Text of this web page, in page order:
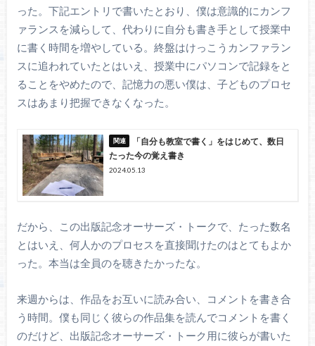
った。下記エントリで書いたとおり、僕は意識的にカンフ
ァランスを減らして、代わりに自分も書き手として授業中
に書く時間を増やしている。終盤はけっこうカンファラン
スに追われていたとはいえ、授業中にパソコンで記録をと
ることをやめたので、記憶力の悪い僕は、子どものプロセ
スはあまり把握できなくなった。
「自分も教室で書く」をはじめて、数日
たった今の覚え書き
2024.05.13
だから、この出版記念オーサーズ・トークで、たった数名
とはいえ、何人かのプロセスを直接聞けたのはとてもよか
った。本当は全員のを聴きたかったな。
来週からは、作品をお互いに読み合い、コメントを書き合
う時間。僕も同じく彼らの作品集を読んでコメントを書く
のだけど、出版記念オーサーズ・トーク用に彼らが書いた